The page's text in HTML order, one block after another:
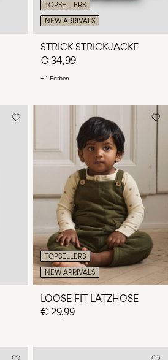
TOPSELLERS
NEW ARRIVALS
STRICK STRICKJACKE
€ 34,99
+ 1 Farben
TOPSELLERS
NEW ARRIVALS
LOOSE FIT LATZHOSE
€ 29,99